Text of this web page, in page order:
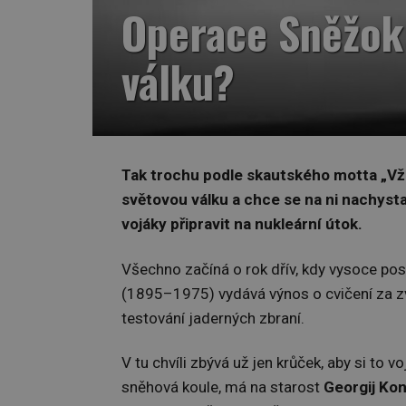
Operace
válku?
Tak trochu podle skautského motta
světovou válku a chce se na ni
vojáky připravit na nukleární útok.
Všechno začíná o rok dřív, kdy vysoce
(1895–1975) vydává výnos o cvičení za
testování jaderných zbraní.
V tu chvíli zbývá už jen krůček, aby si to
sněhová koule, má na starost Georgij